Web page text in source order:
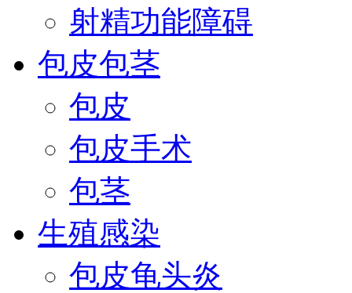
射精功能障碍
包皮包茎
包皮
包皮手术
包茎
生殖感染
包皮龟头炎